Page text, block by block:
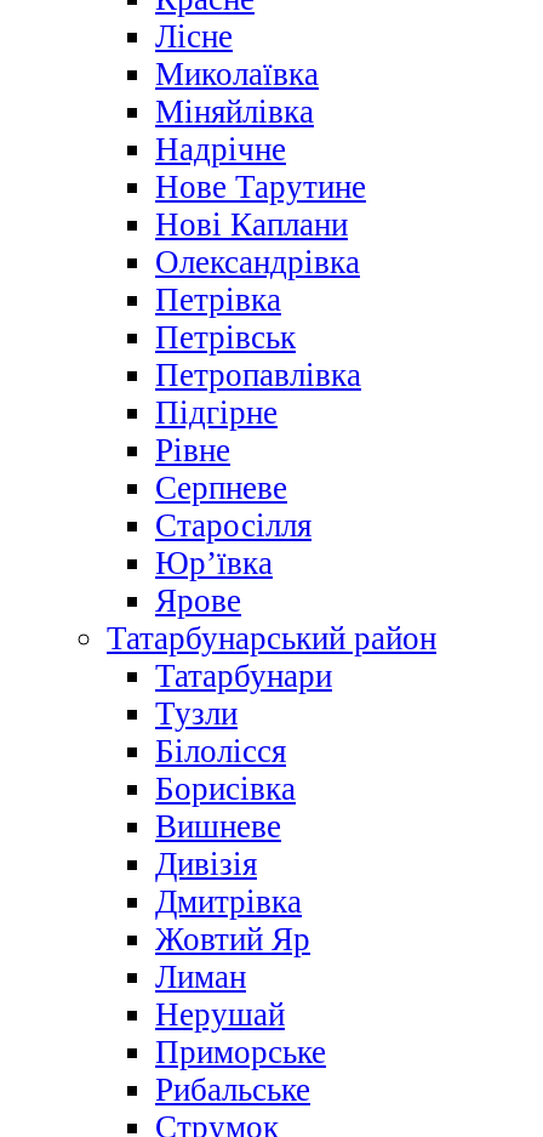
Лісне
Миколаївка
Міняйлівка
Надрічне
Нове Тарутине
Нові Каплани
Олександрівка
Петрівка
Петрівськ
Петропавлівка
Підгірне
Рівне
Серпневе
Старосілля
Юр’ївка
Ярове
Татарбунарський район
Татарбунари
Тузли
Білолісся
Борисівка
Вишневе
Дивізія
Дмитрівка
Жовтий Яр
Лиман
Нерушай
Приморське
Рибальське
Струмок